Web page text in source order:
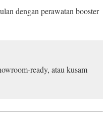
dengan perawatan booster
ready, atau kusam